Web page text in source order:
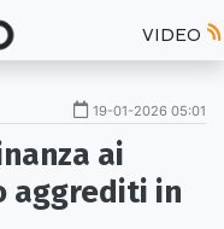
VIDEO
19-01-2026 05:01
ai
aggrediti in